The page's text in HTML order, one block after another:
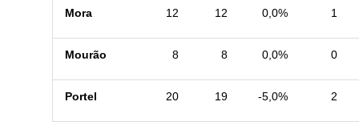
Mora 12 12 0,0% 1
Mourão 8 8 0,0% 0
Portel 20 19 -5,0% 2